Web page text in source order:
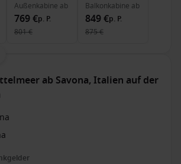
Außenkabine ab
769 €p. P.
801 €
Balkonkabine ab
849 €p. P.
875 €
ab Savona, Italien auf der